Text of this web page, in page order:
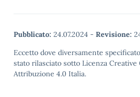
Pubblicato: 24.07.2024 - Revisione:
Eccetto dove diversamente
stato rilasciato sotto Licenza Creative
Attribuzione 4.0 Italia.